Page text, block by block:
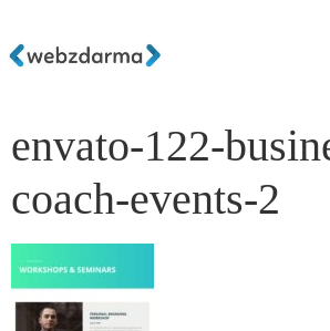
envato-122-
coach-events-2